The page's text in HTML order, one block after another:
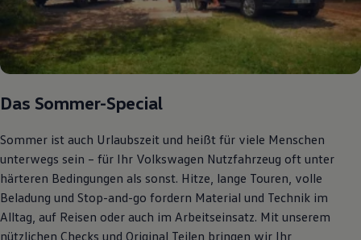
Das Sommer-Special
Sommer ist auch Urlaubszeit und heißt für viele Menschen
unterwegs sein – für Ihr Volkswagen Nutzfahrzeug oft unter
härteren Bedingungen als sonst. Hitze, lange Touren, volle
Beladung und Stop-and-go fordern Material und Technik im
Alltag, auf Reisen oder auch im Arbeitseinsatz. Mit unserem
nützlichen Checks und Original Teilen bringen wir Ihr